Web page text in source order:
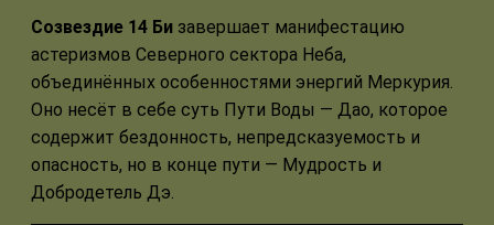
Созвездие 14 Би завершает манифестацию
астеризмов Северного сектора Неба,
объединённых особенностями энергий Меркурия.
Оно несёт в себе суть Пути Воды — Дао, которое
содержит бездонность, непредсказуемость и
опасность, но в конце пути — Мудрость и
Добродетель Дэ.